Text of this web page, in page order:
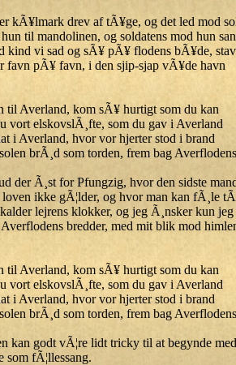
kÃ¥lmark drev af tÃ¥ge, og det led mod
til mandolinen, og soldatens mod hun
kind vi sad og sÃ¥ pÃ¥ flodens bÃ¥de,
favn pÃ¥ favn, i den sjip-sjap vÃ¥de havn
til Averland, kom sÃ¥ hurtigt som du kan
vort elskovslÃ¸fte, som du gav i Averland
i Averland, hvor vor hjerter stod i brand
brÃ¸d som torden, frem bag
der Ã¸st for Pfungzig, hvor den sidste
ikke gÃ¦lder, og hvor man kan fÃ¸le
lejrens klokker, og jeg Ã¸nsker kun
bredder, med mit blik mod
til Averland, kom sÃ¥ hurtigt som du kan
vort elskovslÃ¸fte, som du gav i Averland
i Averland, hvor vor hjerter stod i brand
brÃ¸d som torden, frem bag
kan godt vÃ¦re lidt tricky til at begynde
som fÃ¦llessang.